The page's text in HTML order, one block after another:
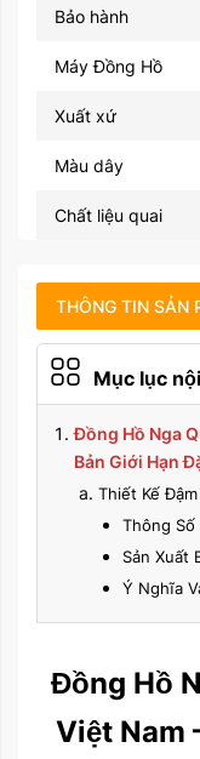
Bảo hành
Máy Đồng Hồ
Xuất xứ
Màu dây
Chất liệu quai
THÔNG TIN SẢN
CHẾ ĐỘ BẢO
HƯỚNG DẪN SỬ
Mục lục
Đồng Hồ Nga
Bản Giới Hạn
Thiết Kế
Thông Số
Sản Xuất
Ý Nghĩa
Đồng Hồ
Việt Nam